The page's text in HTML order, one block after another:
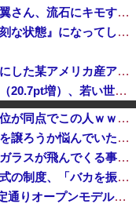
【動画】広島記念公園を追い出された左翼さん、流石にキモすぎて炎上
【衝撃】みんなで大家さん、ガチで『深刻な状態』になってしまう・・・・
「ピクサー最大の失敗だ」と日本を舞台にした某アメリカ産アニメが話題に、日本と韓国の両方に失礼すぎるわ……
東大調査「外国人受け入れ反対」大幅増（20.7pt増）、若い世代で増加幅大
愛煙家「喫煙者の権利がマジで侵害されてる。これ合法ですから。いくら税金を我々が払ってるんだと。副流煙もクソもあるのかな」
太陽光発電所で、銅線およそ2.2トン（時価およそ330万円相当）盗んだなど、ベトナム国籍（無職）２人逮捕、盗まれた銅線の半分はすでに売却 富山で...
日本をダメにした総理大臣、ワースト１位が同点でこの人ｗｗｗｗｗｗ
夫さん、電車内で妊婦さんらしき人に席を譲ろうか悩んでいたら隣の男性に先を越される→まさかの展開に発展し、とんでもない空気が漂い始めてしまうｗｗｗ...
【動画】高速道路を走行中の車からリアガラスが飛んでくる事故(ﾟoﾟ)
小学生の段階で人生を確定させるドイツ式の制度、「バカを振い落せるから合理的だ」と自惚れていた結果……
【AI】中国製高性能AI「Kimi-K3」が予定通りオープンモデル化される